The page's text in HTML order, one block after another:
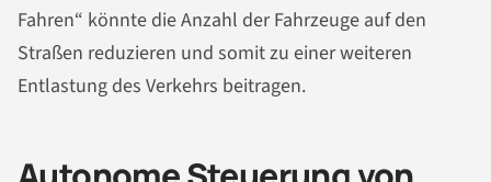
Fahren“ könnte die Anzahl der Fahrzeuge auf den
Straßen reduzieren und somit zu einer weiteren
Entlastung des Verkehrs beitragen.